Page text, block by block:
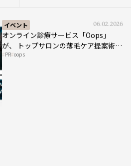
イベント 06.02.2026
オンライン診療サービス「Oops」
が、 トップサロンの薄毛ケア提案術を
HAIRCAMPで公開！
PR oops